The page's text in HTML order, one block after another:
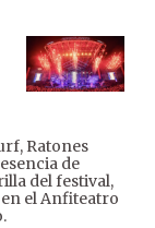
Ratones
de
del festival,
en el Anfiteatro